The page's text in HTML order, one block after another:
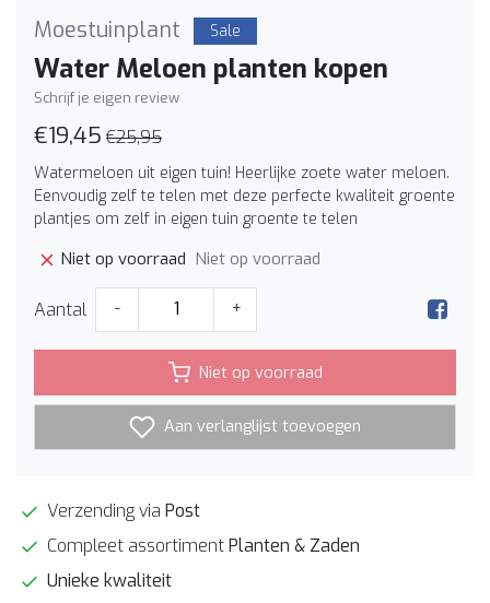
Moestuinplant Sale
Water Meloen planten kopen
Schrijf je eigen review
€19,45 €25,95
Watermeloen uit eigen tuin! Heerlijke zoete water meloen.
Eenvoudig zelf te telen met deze perfecte kwaliteit groente
plantjes om zelf in eigen tuin groente te telen
Niet op voorraad Niet op voorraad
Aantal - +
Niet op voorraad
Aan verlanglijst toevoegen
Verzending via Post
Compleet assortimentPlanten & Zaden
Unieke kwaliteit